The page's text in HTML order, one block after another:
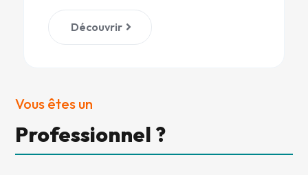
Découvrir
Vous êtes un
Professionnel ?